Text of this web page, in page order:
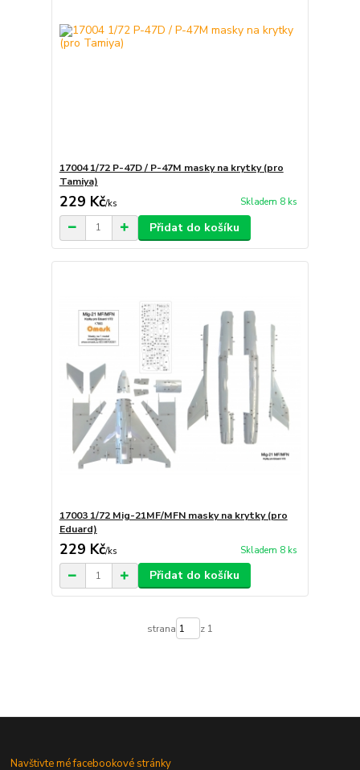
17004 1/72 P-47D / P-47M masky na krytky (pro
Tamiya)
229 Kč/ks Skladem 8 ks
Přidat do košíku
17003 1/72 Mig-21MF/MFN masky na krytky (pro
Eduard)
229 Kč/ks Skladem 8 ks
Přidat do košíku
strana z 1
Navštivte mé facebookové stránky